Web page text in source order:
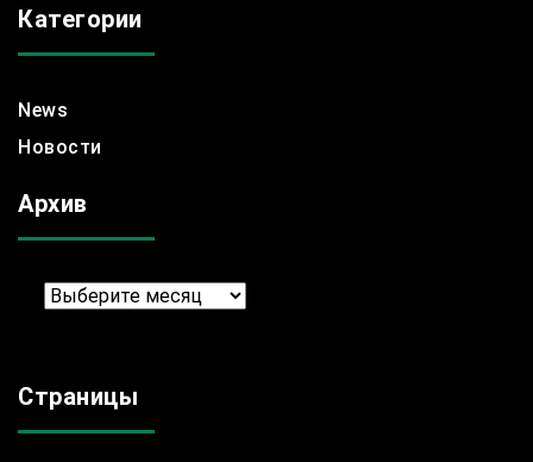
Категории
News
Новости
Архив
Архив
Страницы